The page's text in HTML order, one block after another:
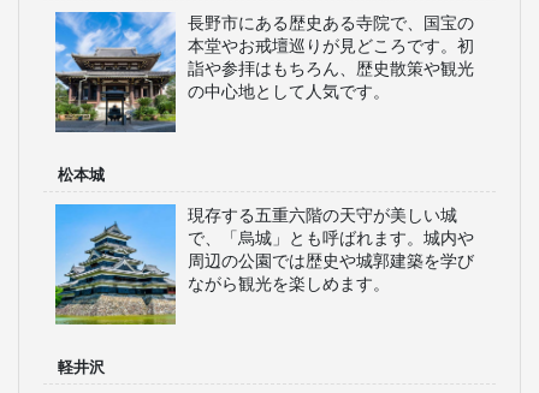
長野市にある歴史ある寺院で、国宝の
本堂やお戒壇巡りが見どころです。初
詣や参拝はもちろん、歴史散策や観光
の中心地として人気です。
松本城
現存する五重六階の天守が美しい城
で、「烏城」とも呼ばれます。城内や
周辺の公園では歴史や城郭建築を学び
ながら観光を楽しめます。
軽井沢